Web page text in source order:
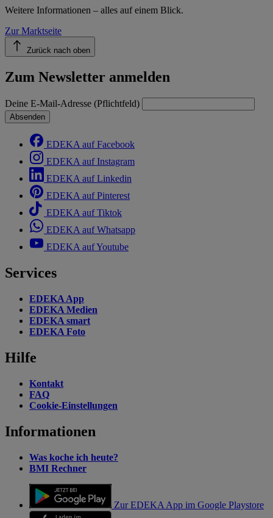
Weitere Informationen – alles auf einem Blick.
Zur Marktseite
Zurück nach oben
Zum Newsletter anmelden
Deine E-Mail-Adresse (Pflichtfeld)
Absenden
EDEKA auf Facebook
EDEKA auf Instagram
EDEKA auf Linkedin
EDEKA auf Pinterest
EDEKA auf Tiktok
EDEKA auf Whatsapp
EDEKA auf Youtube
Services
EDEKA App
EDEKA Medien
EDEKA smart
EDEKA Foto
Hilfe
Kontakt
FAQ
Cookie-Einstellungen
Informationen
Was koche ich heute?
BMI Rechner
Zur EDEKA App im Google Playstore